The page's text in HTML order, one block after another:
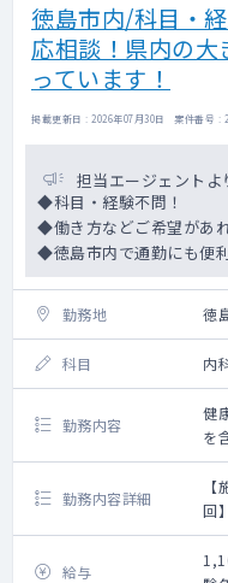
徳島市内/科目・
応相談！県内の
っています！
掲載更新日 : 2026年07月30日 案件番号 :
担当エージェントよ
◆科目・経験不問！
◆働き方などご希望があ
◆徳島市内で通勤にも便
勤務地 徳
科目 内
勤務内容
健
を
勤務内容詳細
回
【
施
給与